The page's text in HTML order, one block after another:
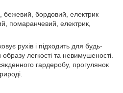
бежевий, бордовий, електрик
помаранчевий, електрик,
рухів і підходить для будь-
легкості та невимушеності.
гардеробу, прогулянок